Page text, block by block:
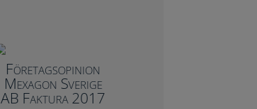
Företagsopinion
Mexagon Sverige
AB Faktura 2017